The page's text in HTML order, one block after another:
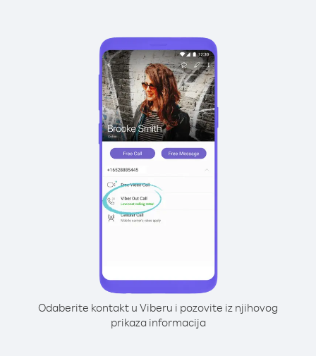
Odaberite kontakt u Viberu i pozovite iz njihovog
prikaza informacija